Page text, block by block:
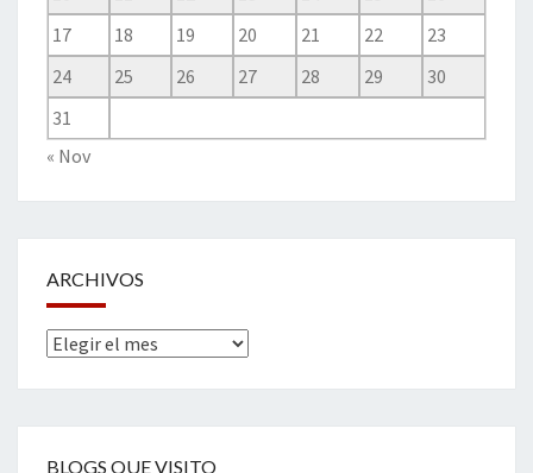
17
18 19 20 21 22
23
24
25 26 27 28 29
30
31
« Nov
ARCHIVOS
Archivos
BLOGS QUE VISITO